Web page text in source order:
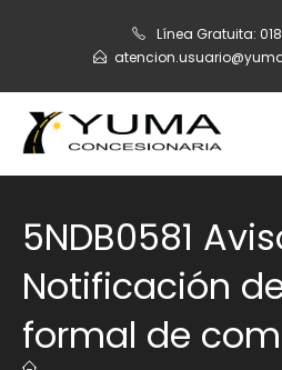
Línea Gratuita:
5NDB0581
Notificación
formal de